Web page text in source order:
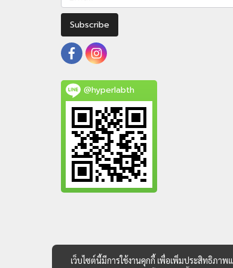
Subscribe
@hyperlabth
เว็บไซต์นี้มีการใช้งานคุกกี้ เพื่อเพิ่มประสิทธิภา